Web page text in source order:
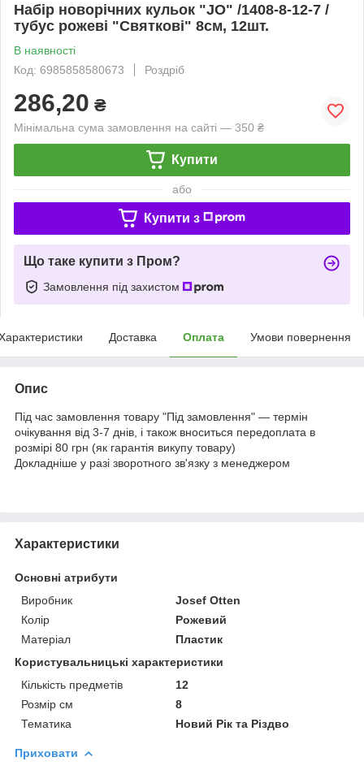
Набір новорічних кульок "JO" /1408-8-12-7 /
тубус рожеві "Святкові" 8см, 12шт.
В наявності
Код: 6985858580673
Роздріб
286,20 ₴
Мінімальна сума замовлення на сайті — 350 ₴
Купити
або
Купити з
Що таке купити з Пром?
Замовлення під захистом
Доставка Оплата Умови повернення
Опис
Під час замовлення товару "Під замовлення" — термін
очікування від 3-7 днів, і також вноситься передоплата в
розмірі 80 грн (як гарантія викупу товару)
Докладніше у разі зворотного зв'язку з менеджером
Характеристики
Основні атрибути
Виробник
Josef Otten
Колір
Рожевий
Матеріал
Пластик
Користувальницькі характеристики
Кількість предметів
12
Розмір см
8
Тематика
Новий Рік та Різдво
Приховати